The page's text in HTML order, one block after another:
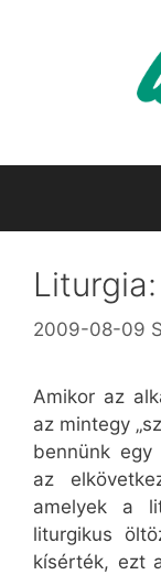
2009-08-09
Amikor az
az mintegy
bennünk
az
amelyek a
liturgikus
kísérték, ezt